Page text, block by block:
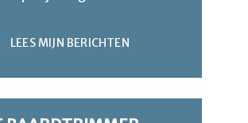
LEES MIJN BERICHTEN